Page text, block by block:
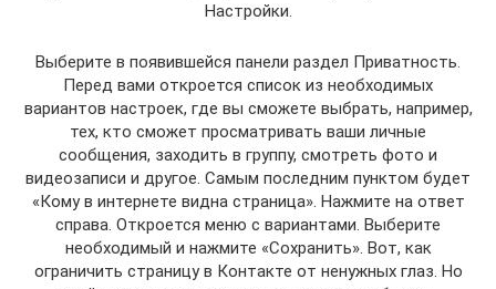
Настройки.
Выберите в появившейся панели раздел Приватность.
Перед вами откроется список из необходимых
вариантов настроек, где вы сможете выбрать, например,
тех, кто сможет просматривать ваши личные
сообщения, заходить в группу, смотреть фото и
видеозаписи и другое. Самым последним пунктом будет
«Кому в интернете видна страница». Нажмите на ответ
справа. Откроется меню с вариантами. Выберите
необходимый и нажмите «Сохранить». Вот, как
ограничить страницу в Контакте от ненужных глаз. Но